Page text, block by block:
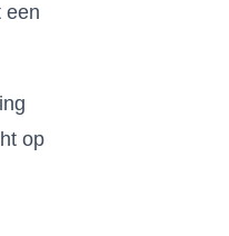
een
op